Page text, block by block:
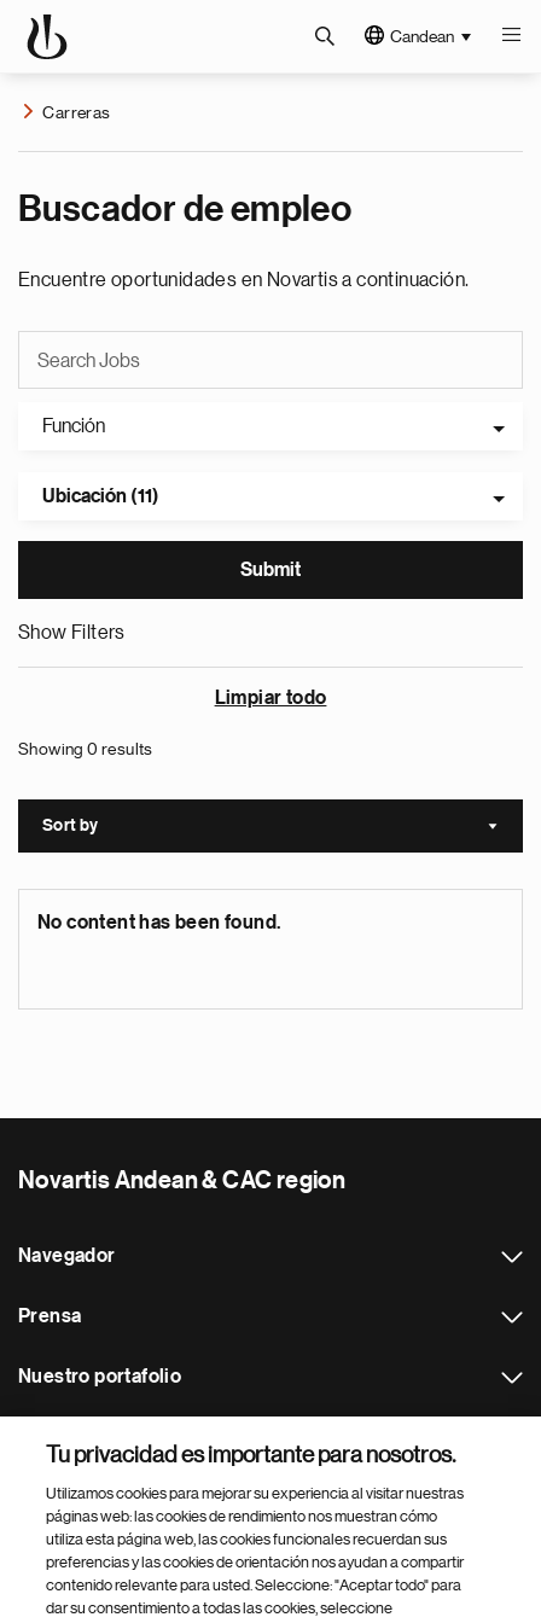
Candean
Carreras
Buscador de empleo
Encuentre oportunidades en Novartis a continuación.
Función
Ubicación (11)
Show Filters
Limpiar todo
Showing 0 results
Sort by Sort
No content has been found.
Novartis Andean & CAC region
Navegador
Prensa
Nuestro portafolio
Footer Site Search
Tu privacidad es importante para nosotros.
Utilizamos cookies para mejorar su experiencia al visitar nuestras
páginas web: las cookies de rendimiento nos muestran cómo
utiliza esta página web, las cookies funcionales recuerdan sus
preferencias y las cookies de orientación nos ayudan a compartir
contenido relevante para usted. Seleccione: "Aceptar todo" para
dar su consentimiento a todas las cookies, seleccione